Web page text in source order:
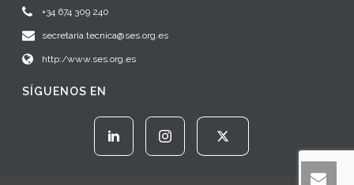
+34 674 309 240
secretaria.tecnica@ses.org.es
http:/www.ses.org.es
SÍGUENOS EN